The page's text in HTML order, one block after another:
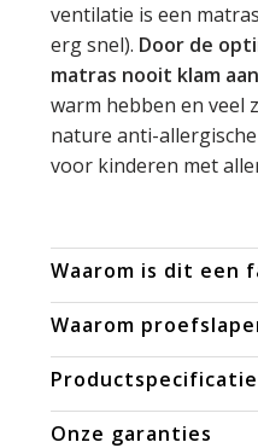
ventilatie is een
erg snel). Door de
matras nooit klam aan
warm hebben en veel
nature anti-
voor kinderen met
Waarom is dit een
Waarom
Onze garanties